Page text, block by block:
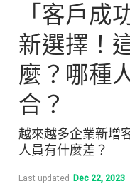
「客戶成
新選擇！
麼？哪種
合？
越來越多企業新增
人員有什麼差？
Last updated Dec 22, 2023